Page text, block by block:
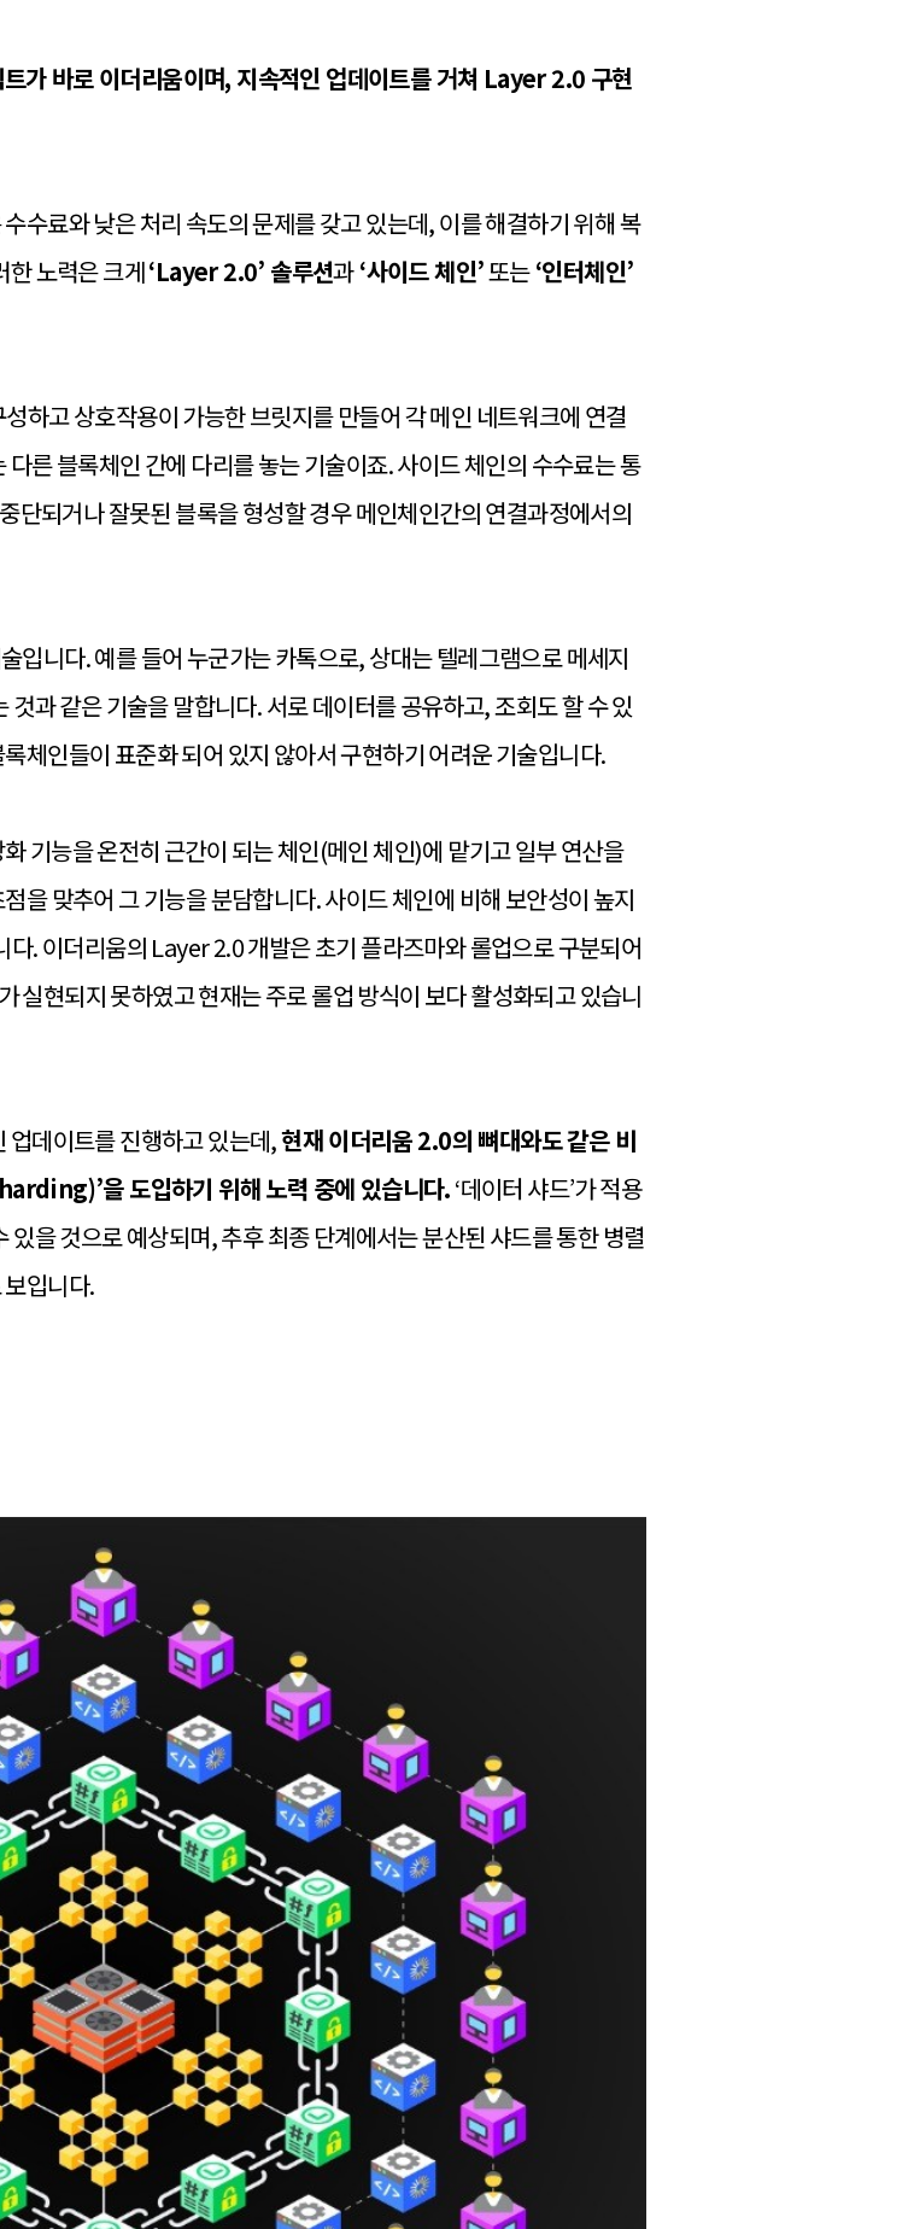
가 바로 이더리움이며, 지속적인 업데이트를 거쳐 Layer 2.0 구현
수료와 낮은 처리 속도의 문제를 갖고 있는데, 이를 해결하기 위해 복
한 노력은 크게‘Layer 2.0’ 솔루션과‘사이드 체인’또는‘인터체인’
하고 상호작용이 가능한 브릿지를 만들어 각 메인 네트워크에 연결
른 블록체인 간에 다리를 놓는 기술이죠. 사이드 체인의 수수료는 통
단되거나 잘못된 블록을 형성할 경우 메인체인간의 연결과정에서의
입니다. 예를 들어 누군가는 카톡으로, 상대는 텔레그램으로 메세지
과 같은 기술을 말합니다. 서로 데이터를 공유하고, 조회도 할 수 있
체인들이 표준화 되어 있지 않아서 구현하기 어려운 기술입니다.
기능을 온전히 근간이 되는 체인(메인 체인)에 맡기고 일부 연산을
을 맞추어 그 기능을 분담합니다. 사이드 체인에 비해 보안성이 높지
. 이더리움의 Layer 2.0 개발은 초기 플라즈마와 롤업으로 구분되어
실현되지 못하였고 현재는 주로 롤업 방식이 보다 활성화되고 있습니
업데이트를 진행하고 있는데,현재 이더리움 2.0의 뼈대와도 같은 비
을 도입하기 위해 노력 중에 있습니다.‘데이터 샤드’가 적용
을 것으로 예상되며, 추후 최종 단계에서는 분산된 샤드를 통한 병렬
입니다.